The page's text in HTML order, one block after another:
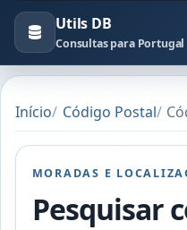
Utils DB
Consultas para Portugal
Início Código Postal
MORADAS E
Pesquisar